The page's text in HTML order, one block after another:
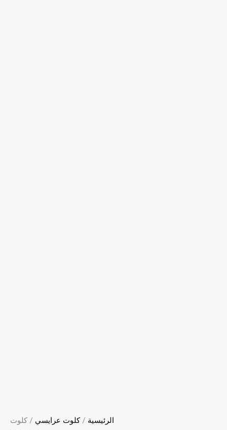
الرئيسية / كلوت عرايسي / كلوت